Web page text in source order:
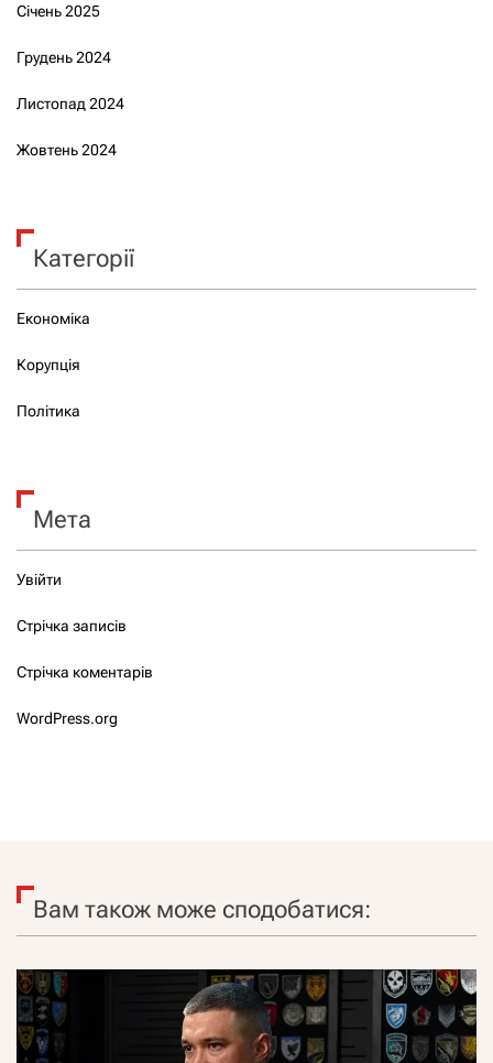
Січень 2025
Грудень 2024
Листопад 2024
Жовтень 2024
Категорії
Економіка
Корупція
Політика
Мета
Увійти
Стрічка записів
Стрічка коментарів
WordPress.org
Вам також може сподобатися: